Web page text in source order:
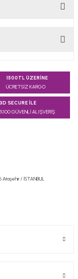
formunu
1500TL ÜZERİNE
ÜCRETSİZ KARGO
3D SECURE İLE
%100 GÜVENLİ ALIŞVERİŞ
/ İSTANBUL